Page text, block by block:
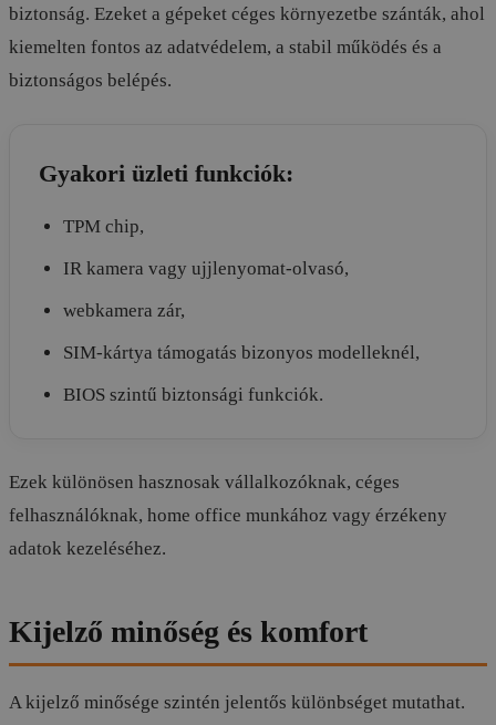
biztonság. Ezeket a gépeket céges környezetbe szánták, ahol
kiemelten fontos az adatvédelem, a stabil működés és a
biztonságos belépés.
Gyakori üzleti funkciók:
TPM chip,
IR kamera vagy ujjlenyomat-olvasó,
webkamera zár,
SIM-kártya támogatás bizonyos modelleknél,
BIOS szintű biztonsági funkciók.
Ezek különösen hasznosak vállalkozóknak, céges
felhasználóknak, home office munkához vagy érzékeny
adatok kezeléséhez.
Kijelző minőség és komfort
A kijelző minősége szintén jelentős különbséget mutathat.